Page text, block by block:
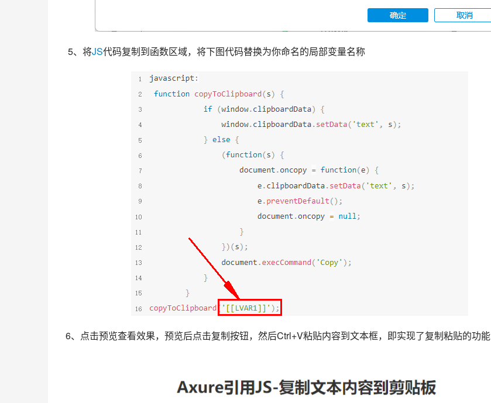
5、将JS代码复制到函数区域，将下图代码替换为你命名的局部变量名称
6、点击预览查看效果，预览后点击复制按钮，然后Ctrl+V粘贴内容到文本框，即实现了复制粘贴的功能